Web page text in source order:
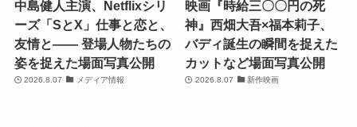
中島健人主演、Netflixシリ
ーズ「SとX」仕事と恋と、
友情と―― 登場人物たちの
姿を捉えた場面写真公開
2026.8.07 メディア情報
映画『時給三〇〇円の死
神』西畑大吾×福本莉子、
バディ誕生の瞬間を捉えた
カットなど場面写真公開
2026.8.07 新作映画